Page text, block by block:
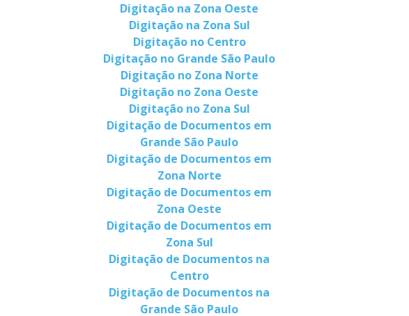
Digitação na Zona Oeste
Digitação na Zona Sul
Digitação no Centro
Digitação no Grande São Paulo
Digitação no Zona Norte
Digitação no Zona Oeste
Digitação no Zona Sul
Digitação de Documentos em
Grande São Paulo
Digitação de Documentos em
Zona Norte
Digitação de Documentos em
Zona Oeste
Digitação de Documentos em
Zona Sul
Digitação de Documentos na
Centro
Digitação de Documentos na
Grande São Paulo